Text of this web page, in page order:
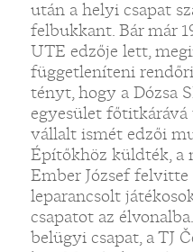
után a helyi csapat
felbukkant. Bár már
UTE edzője lett,
függetleníteni
tényt, hogy a Dózsa
egyesület főtitkárává
vállalt ismét edzői
Építőkhöz küldték, a
Ember József
leparancsolt
csapatot az
belügyi csapat, a TJ